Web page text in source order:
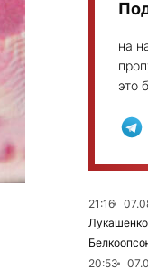
на
это
21:16
20:53